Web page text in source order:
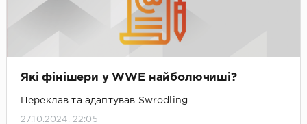
Які фінішери у WWE найболючиші?
Переклав та адаптував Swrodling
27.10.2024, 22:05